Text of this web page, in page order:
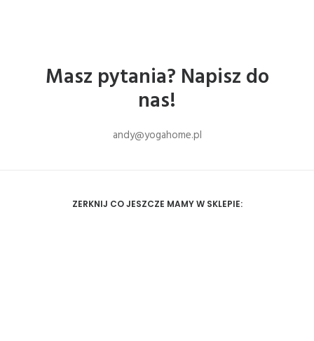
Masz pytania? Napisz do
nas!
andy@yogahome.pl
ZERKNIJ CO JESZCZE MAMY W SKLEPIE: